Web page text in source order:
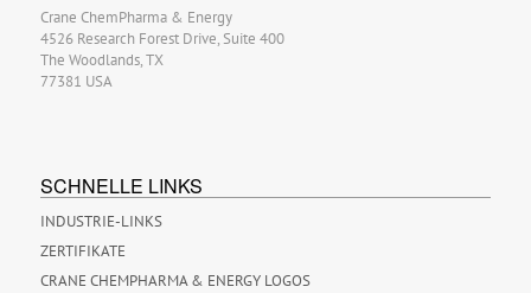
Crane ChemPharma & Energy
4526 Research Forest Drive, Suite 400
The Woodlands, TX
77381 USA
SCHNELLE LINKS
INDUSTRIE-LINKS
ZERTIFIKATE
CRANE CHEMPHARMA & ENERGY LOGOS